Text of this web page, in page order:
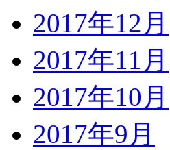
2017年12月
2017年11月
2017年10月
2017年9月